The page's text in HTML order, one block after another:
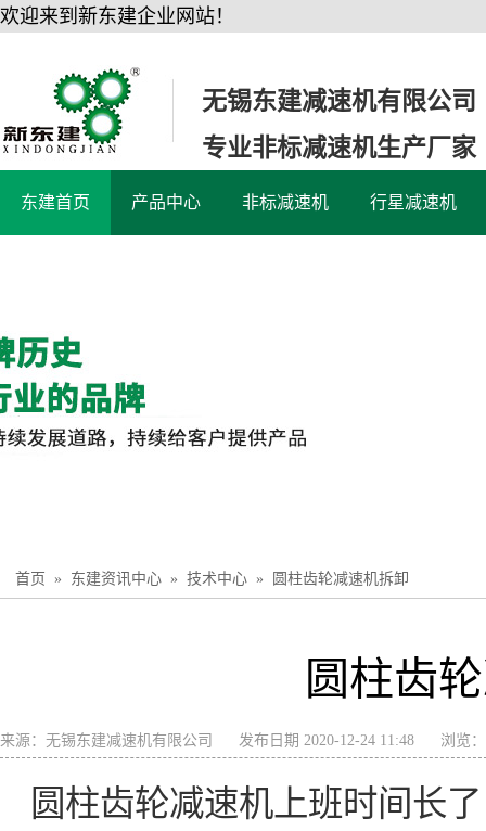
欢迎来到新东建企业网站！
无锡东建减速机有限公司
专业非标减速机生产厂家
东建首页 产品中心 非标减速机 行星减速机
首页 » 东建资讯中心 » 技术中心 » 圆柱齿轮减速机拆卸
圆柱齿
来源： 无锡东建减速机有限公司 发布日期 2020-12-24 11:48 浏览：
圆柱齿轮减速机上班时间长